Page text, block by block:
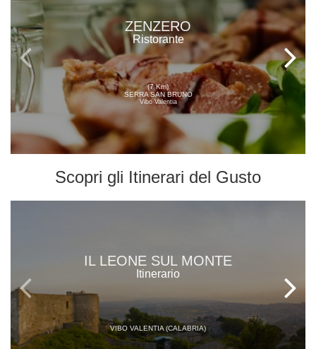
ZENZERO
Ristorante
(7 Km)
SERRA SAN BRUNO
Vibo Valentia
Scopri gli Itinerari del Gusto
IL LEONE SUL MONTE
Itinerario
VIBO VALENTIA (CALABRIA)